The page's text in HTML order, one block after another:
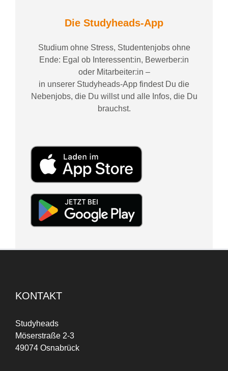
Die Studyheads-App
Studium ohne Stress, Studentenjobs ohne
Ende: Egal ob Interessent:in, Bewerber:in
oder Mitarbeiter:in –
in unserer Studyheads-App findest Du die
Nebenjobs, die Du willst und alle Infos, die Du
brauchst.
KONTAKT
Studyheads
Möserstraße 2-3
49074 Osnabrück